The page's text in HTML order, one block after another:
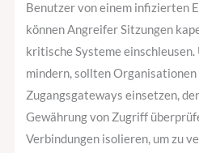
Benutzer von einem infizierten
können Angreifer Sitzungen
kritische Systeme einschleusen.
mindern, sollten Organisationen
Zugangsgateways einsetzen,
Gewährung von Zugriff
Verbindungen isolieren, um zu